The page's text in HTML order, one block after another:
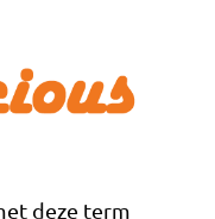
deze term